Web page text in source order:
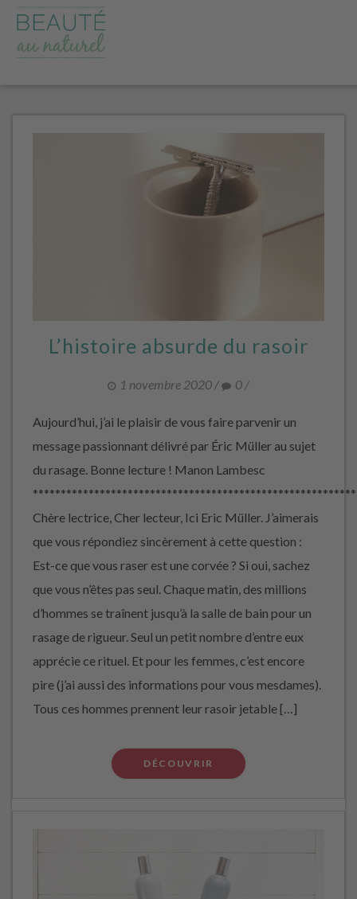
L’histoire absurde du rasoir
1 novembre 2020 / 0 /
Aujourd’hui, j’ai le plaisir de vous faire parvenir un
message passionnant délivré par Éric Müller au sujet
du rasage. Bonne lecture ! Manon Lambesc
Chère lectrice, Cher lecteur, Ici Eric Müller. J’aimerais
que vous répondiez sincèrement à cette question :
Est-ce que vous raser est une corvée ? Si oui, sachez
que vous n’êtes pas seul. Chaque matin, des millions
d’hommes se traînent jusqu’à la salle de bain pour un
rasage de rigueur. Seul un petit nombre d’entre eux
apprécie ce rituel. Et pour les femmes, c’est encore
pire (j’ai aussi des informations pour vous mesdames).
Tous ces hommes prennent leur rasoir jetable […]
DÉCOUVRIR